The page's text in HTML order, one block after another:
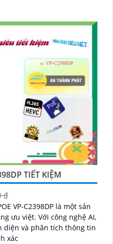
TIẾT KIỆM
₫
VP-C2398DP là một sản
công nghệ AI,
diện và phân tích thông tin
xác